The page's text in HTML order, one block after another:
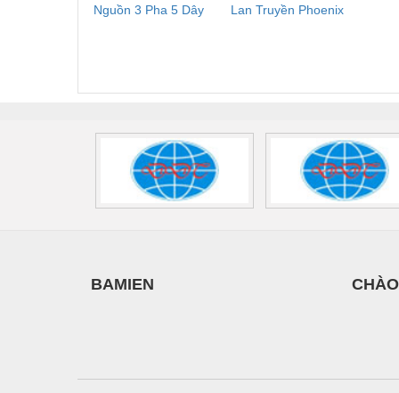
Nguồn 3 Pha 5 Dây
Lan Truyền Phoenix
BAMIEN